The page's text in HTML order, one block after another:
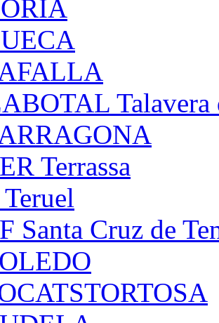
Talavera
Terrassa
Santa Cruz de